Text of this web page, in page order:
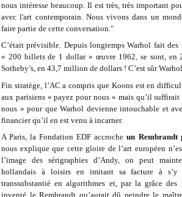
nous intéresse beaucoup. Il est très, très important
avec l'art contemporain. Nous vivons dans un
faire partie de cette conversation."
C’était prévisible. Depuis longtemps Warhol fait des
« 200 billets de 1 dollar » œuvre 1962, se sont, en
Sotheby’s, en 43,7 million de dollars ! C’est sûr
Fin stratège, l’AC a compris que Koons est en
aux parisiens « payez pour nous » mais qu’il
nous » pour que Warhol devienne intouchable et
financier qu’il en est venu à incarner.
A Paris, la Fondation EDF accrocheun
nous explique que cette gloire de l’art européen
l’image des sérigraphies d’Andy, on peut
hollandais à loisirs en imitant sa facture à s’y
transsubstantié en algorithmes et, par la grâce
inventé le Rembrandt qu’aurait dû peindre le